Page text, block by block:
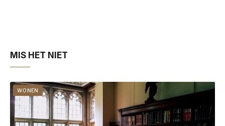
MIS HET NIET
WONEN